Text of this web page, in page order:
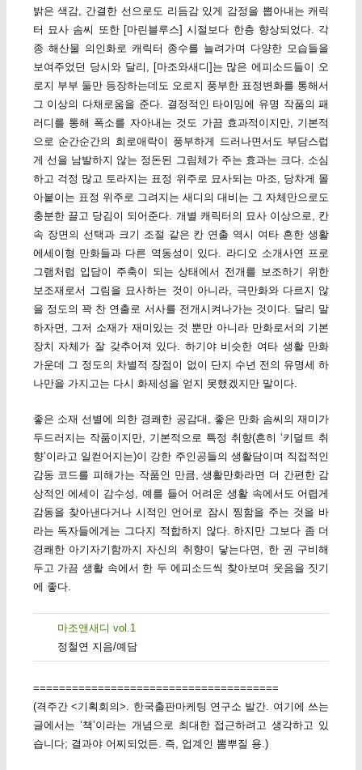
밝은 색감, 간결한 선으로도 리듬감 있게 감정을 뽑아내는 캐릭
터 묘사 솜씨 또한 [마린블루스] 시절보다 한층 향상되었다. 각
종 해산물 의인화로 캐릭터 종수를 늘려가며 다양한 모습들을
보여주었던 당시와 달리, [마조와새디]는 많은 에피소드들이 오
로지 부부 둘만 등장하는데도 오로지 풍부한 표정변화를 통해서
그 이상의 다채로움을 준다. 결정적인 타이밍에 유명 작품의 패
러디를 통해 폭소를 자아내는 것도 가끔 효과적이지만, 기본적
으로 순간순간의 희로애락이 풍부하게 드러나면서도 부담스럽
게 선을 남발하지 않는 정돈된 그림체가 주는 효과는 크다. 소심
하고 걱정 많고 토라지는 표정 위주로 묘사되는 마조, 당차게 몰
아붙이는 표정 위주로 그려지는 새디의 대비는 그 자체만으로도
충분한 끌고 당김이 되어준다. 개별 캐릭터의 묘사 이상으로, 칸
속 장면의 선택과 크기 조절 같은 칸 연출 역시 여타 흔한 생활
에세이형 만화들과 다른 역동성이 있다. 라디오 소개사연 프로
그램처럼 입담이 주축이 되는 상태에서 전개를 보조하기 위한
보조재로서 그림을 묘사하는 것이 아니라, 극만화와 다르지 않
을 정도의 꽉 찬 연출로 서사를 전개시켜나가는 것이다. 달리 말
하자면, 그저 소재가 재미있는 것 뿐만 아니라 만화로서의 기본
장치 자체가 잘 갖추어져 있다. 하기야 비슷한 여타 생활 만화
가운데 그 정도의 차별적 장점이 없이 단지 수년 전의 유명세 하
나만을 가지고는 다시 화제성을 얻지 못했겠지만 말이다.
좋은 소재 선별에 의한 경쾌한 공감대, 좋은 만화 솜씨의 재미가
두드러지는 작품이지만, 기본적으로 특정 취향(흔히 ‘키덜트 취
향’이라고 일컫어지는)이 강한 주인공들의 생활담이며 직접적인
감동 코드를 피해가는 작품인 만큼, 생활만화라면 더 간편한 감
상적인 에세이 감수성, 예를 들어 어려운 생활 속에서도 어렵게
감동을 찾아낸다거나 시적인 언어로 잠시 찡함을 주는 것을 바
라는 독자들에게는 그다지 적합하지 않다. 하지만 그보다 좀 더
경쾌한 아기자기함까지 자신의 취향이 닿는다면, 한 권 구비해
두고 가끔 생활 속에서 한 두 에피소드씩 찾아보며 웃음을 짓기
에 좋다.
마조앤새디 vol.1
정철연 지음/예담
======================================
(격주간 <기획회의>. 한국출판마케팅 연구소 발간. 여기에 쓰는
글에서는 ‘책’이라는 개념으로 최대한 접근하려고 생각하고 있
습니다; 결과야 어찌되었든. 즉, 업계인 뽐뿌질 용.)